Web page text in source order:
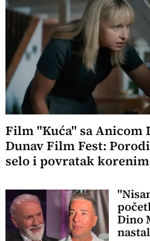
Film "Kuća" sa Anicom
Dunav Film Fest:
selo i povratak
Dino